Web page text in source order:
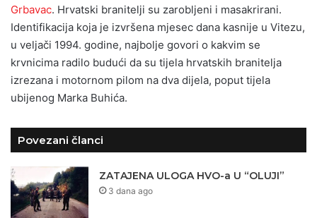
Grbavac. Hrvatski branitelji su zarobljeni i masakrirani.
Identifikacija koja je izvršena mjesec dana kasnije u Vitezu,
u veljači 1994. godine, najbolje govori o kakvim se
krvnicima radilo budući da su tijela hrvatskih branitelja
izrezana i motornom pilom na dva dijela, poput tijela
ubijenog Marka Buhića.
Povezani članci
ZATAJENA ULOGA HVO-a U “OLUJI”
3 dana ago